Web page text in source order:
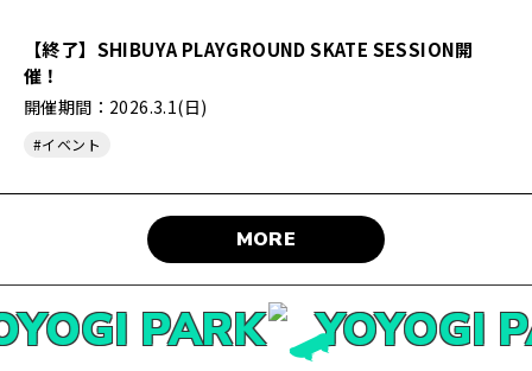
【終了】SHIBUYA PLAYGROUND SKATE SESSION開
催！
開催期間：2026.3.1(日)
#イベント
MORE
PARK YOYOGI